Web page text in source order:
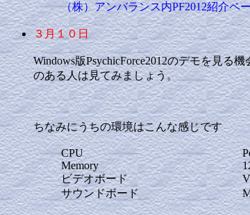
（株）アンバランス内PF2012紹介ペ
３月１０日
Windows版PsychicForce2012のデモを見
のある人は見てみましょう。
ちなみにうちの環境はこんな感じです
CPU
Memory
ビデオボード
サウンドボード